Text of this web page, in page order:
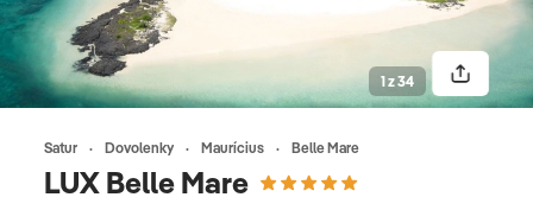
Satur Dovolenky Maurícius Belle Mare
LUX Belle Mare
1 z 34